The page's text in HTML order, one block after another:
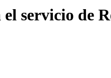
servicio de